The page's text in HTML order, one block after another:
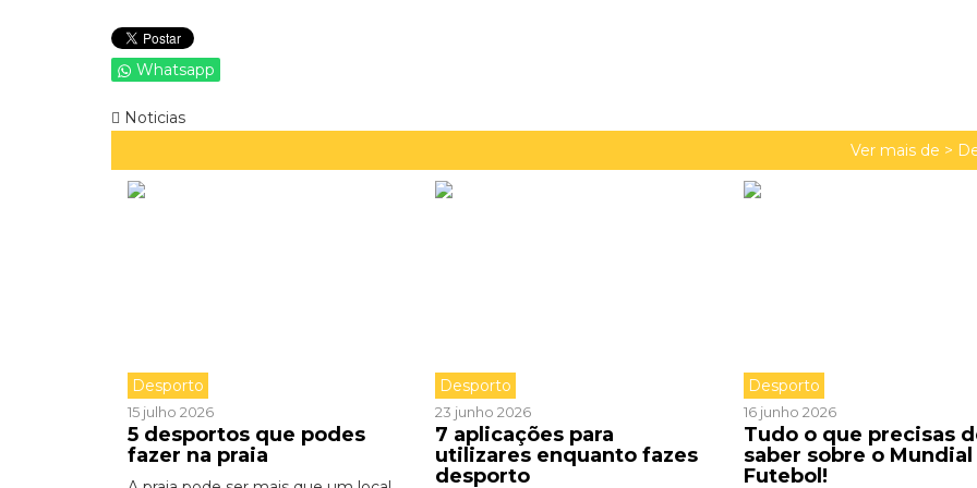
Whatsapp
Noticias
Ver mais de >
Desporto
15 julho 2026
5 desportos que podes
fazer na praia
Desporto
23 junho 2026
7 aplicações para
utilizares enquanto fazes
desporto
Desporto
16 junho 2026
Tudo o que precisas
saber sobre o Mundial
Futebol!